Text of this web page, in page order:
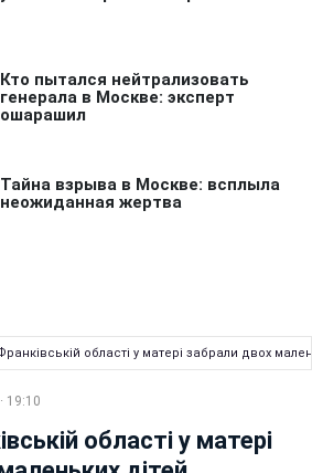
області у матері забрали двох
19:10
області у матері